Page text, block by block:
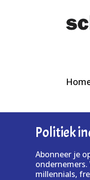
Politiek
Abonneer je
millennials,